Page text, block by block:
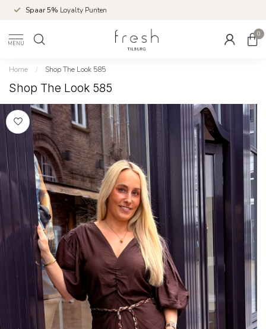
Spaar 5% Loyalty Punten
MENU
0
Home / Shop The Look 585
Shop The Look 585